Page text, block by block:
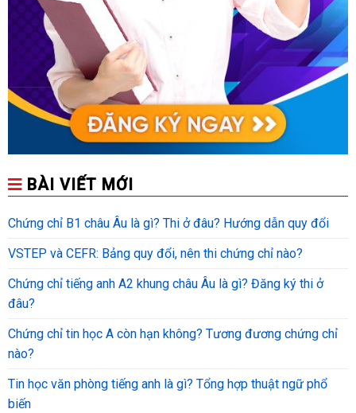
BÀI VIẾT MỚI
Chứng chỉ B1 châu Âu là gì? Thi ở đâu? Hướng dẫn quy đổi
VSTEP và CEFR: Bảng quy đổi, nên thi chứng chỉ nào?
Chứng chỉ tiếng anh A2 khung châu Âu là gì? Đăng ký thi ở
đâu?
Chứng chỉ tin học A còn hạn không? Tương đương chứng chỉ
nào?
Tin học văn phòng tiếng anh là gì? Tổng hợp thuật ngữ phổ
biến